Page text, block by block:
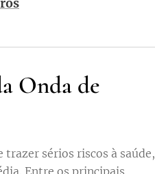
Onda de
sérios riscos à saúde,